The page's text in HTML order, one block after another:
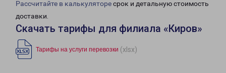
Рассчитайте в калькуляторесрок и детальную стоимость
доставки.
Скачать тарифы для филиала «Киров»
Тарифы на услуги перевозки (xlsx)